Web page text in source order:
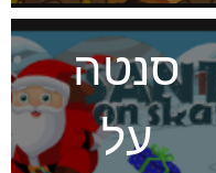
סנטה
על